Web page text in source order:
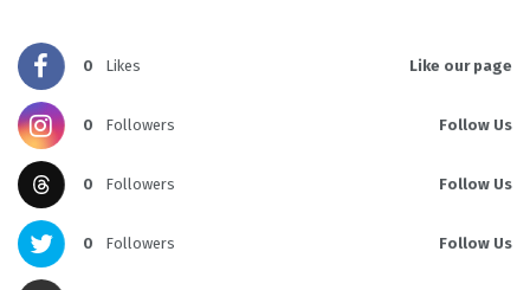
0 Likes Like our page
0 Followers Follow Us
0 Followers Follow Us
0 Followers Follow Us